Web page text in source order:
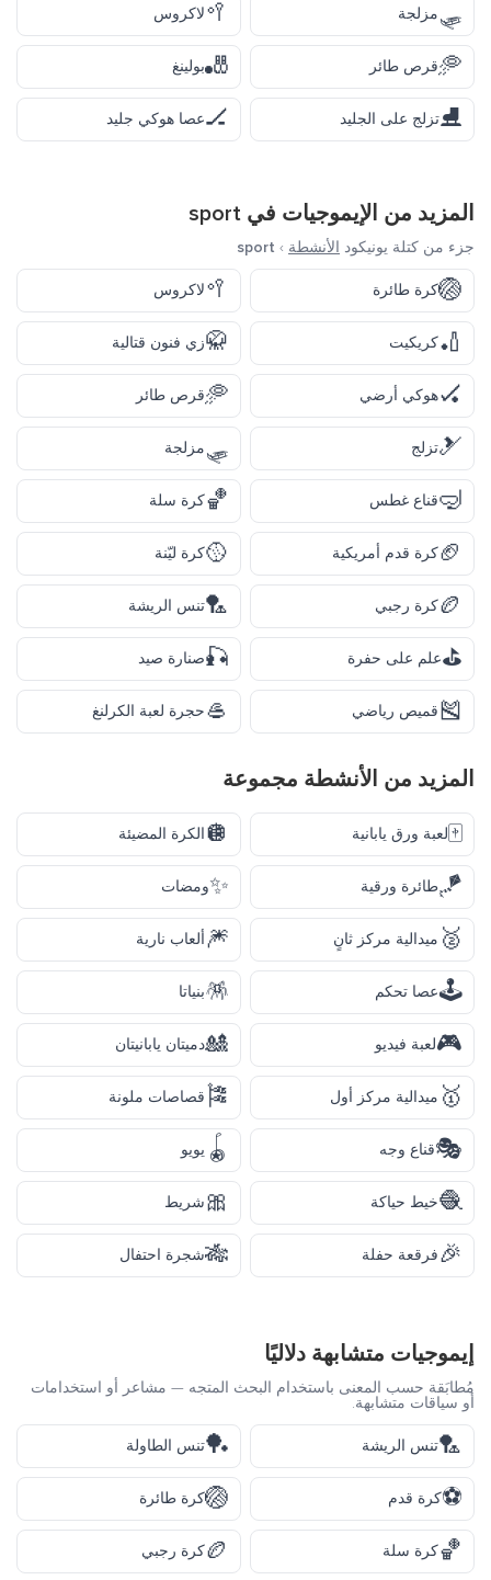
🛷مزلجة 🥍لاكروس
🥏قرص طائر 🎳بولينغ
⛸️تزلج على الجليد 🏒عصا هوكي جليد
المزيد من الإيموجيات في sport
جزء من كتلة يونيكود الأنشطة ›
sport
🏐كرة طائرة 🥍لاكروس
🏏كريكيت 🥋زي فنون قتالية
🏑هوكي أرضي 🥏قرص طائر
🎿تزلج 🛷مزلجة
🤿قناع غطس 🏀كرة سلة
🏈كرة قدم أمريكية 🥎كرة ليّنة
🏉كرة رجبي 🏸تنس الريشة
⛳علم على حفرة 🎣صنارة صيد
🎽قميص رياضي 🥌حجرة لعبة الكرلنغ
المزيد من الأنشطة مجموعة
🀄لعبة ورق يابانية 🪩الكرة المضيئة
🪁طائرة ورقية ✨ومضات
🥈 ميدالية مركز ثانٍ 🎆ألعاب نارية
🕹️عصا تحكم 🪅بنياتا
🎮لعبة فيديو 🎎دميتان يابانيتان
🥇 ميدالية مركز أول 🎏 قصاصات ملونة
🎭قناع وجه 🪀 يويو
🧶خيط حياكة 🎀شريط
🎉فرقعة حفلة 🎋شجرة احتفال
إيموجيات متشابهة دلاليًا
مُطابَقة حسب المعنى باستخدام البحث المتجه — مشاعر أو استخدامات
أو سياقات متشابهة.
🏸تنس الريشة 🏓تنس الطاولة
⚽كرة قدم 🏐كرة طائرة
🏀كرة سلة 🏉كرة رجبي